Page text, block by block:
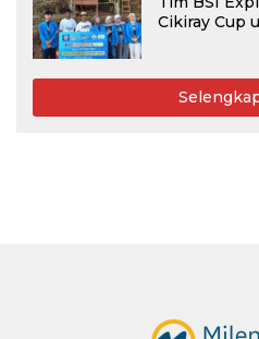
Cikiray Cup